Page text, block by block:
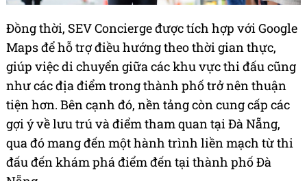
Đồng thời, SEV Concierge được tích hợp với Google
Maps để hỗ trợ điều hướng theo thời gian thực,
giúp việc di chuyển giữa các khu vực thi đấu cũng
như các địa điểm trong thành phố trở nên thuận
tiện hơn. Bên cạnh đó, nền tảng còn cung cấp các
gợi ý về lưu trú và điểm tham quan tại Đà Nẵng,
qua đó mang đến một hành trình liền mạch từ thi
đấu đến khám phá điểm đến tại thành phố Đà